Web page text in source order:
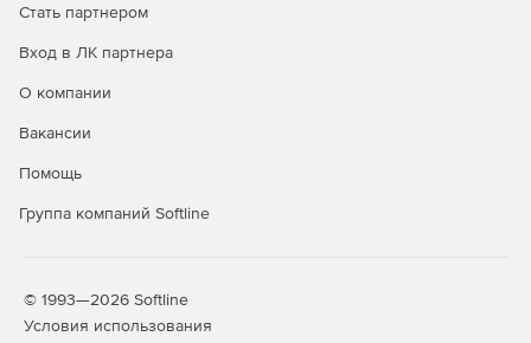
Стать партнером
Вход в ЛК партнера
О компании
Вакансии
Помощь
Группа компаний Softline
© 1993—2026 Softline
Условия использования